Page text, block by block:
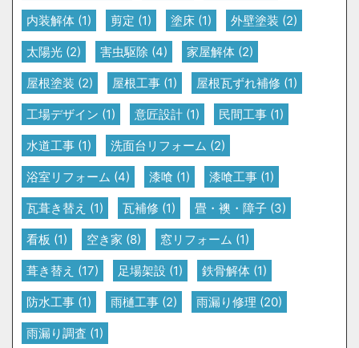
内装解体 (1) 剪定 (1) 塗床 (1) 外壁塗装 (2)
太陽光 (2) 害虫駆除 (4) 家屋解体 (2)
屋根塗装 (2) 屋根工事 (1) 屋根瓦ずれ補修 (1)
工場デザイン (1) 意匠設計 (1) 民間工事 (1)
水道工事 (1) 洗面台リフォーム (2)
浴室リフォーム (4) 漆喰 (1) 漆喰工事 (1)
瓦葺き替え (1) 瓦補修 (1) 畳・襖・障子 (3)
看板 (1) 空き家 (8) 窓リフォーム (1)
葺き替え (17) 足場架設 (1) 鉄骨解体 (1)
防水工事 (1) 雨樋工事 (2) 雨漏り修理 (20)
雨漏り調査 (1)